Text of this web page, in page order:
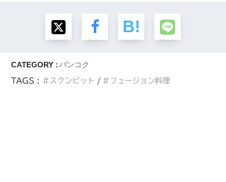
CATEGORY :バンコク
TAGS : スクンビット フュージョン料理